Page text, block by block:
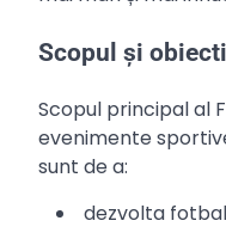
Scopul și
Scopul principal al
evenimente
sunt de a:
dezvolta